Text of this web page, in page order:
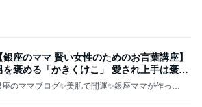
【銀座のママの賢い女の婚活アドバイス】美
い女性ほどお金がかかります。タダで出会
ると思うなよ
座のママブログ✨美肌で開運✨銀座ママが作った